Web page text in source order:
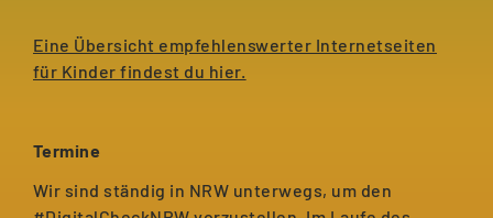
Eine Übersicht empfehlenswerter Internetseiten
für Kinder findest du hier.
Termine
Wir sind ständig in NRW unterwegs, um den